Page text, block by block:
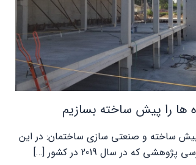
ها را پیش ساخته بسازیم
ساخته و صنعتی سازی ساختمان: در این
که در سال 2019 در کشور […]